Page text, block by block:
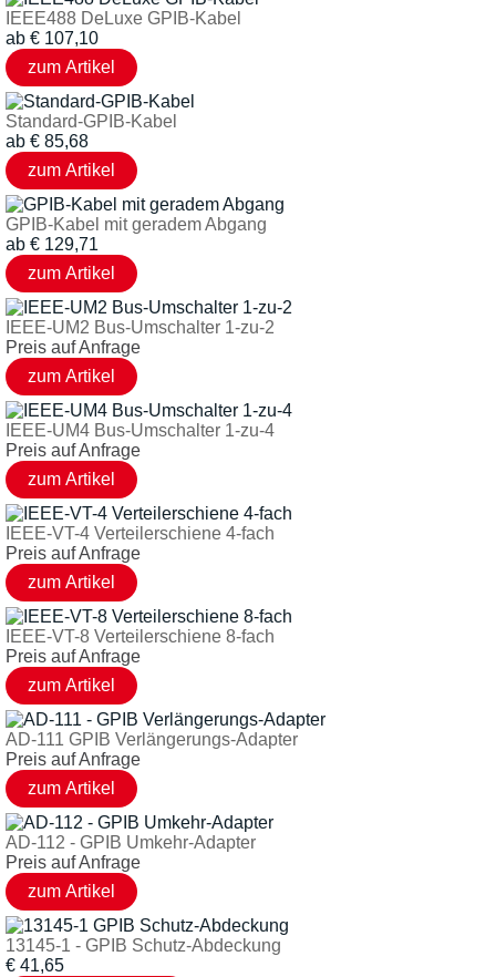
IEEE488 DeLuxe GPIB-Kabel
ab € 107,10
Standard-GPIB-Kabel
ab € 85,68
GPIB-Kabel mit geradem Abgang
ab € 129,71
IEEE-UM2 Bus-Umschalter 1-zu-2
Preis auf Anfrage
IEEE-UM4 Bus-Umschalter 1-zu-4
Preis auf Anfrage
IEEE-VT-4 Verteilerschiene 4-fach
Preis auf Anfrage
IEEE-VT-8 Verteilerschiene 8-fach
Preis auf Anfrage
AD-111 GPIB Verlängerungs-Adapter
Preis auf Anfrage
AD-112 - GPIB Umkehr-Adapter
Preis auf Anfrage
13145-1 - GPIB Schutz-Abdeckung
€ 41,65